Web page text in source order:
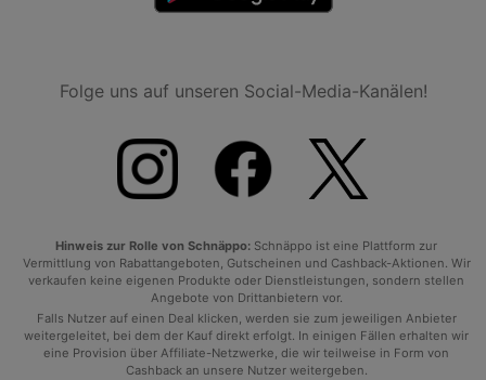
Folge uns auf unseren Social-Media-Kanälen!
Hinweis zur Rolle von Schnäppo: Schnäppo ist eine Plattform zur
Vermittlung von Rabattangeboten, Gutscheinen und Cashback-Aktionen. Wir
verkaufen keine eigenen Produkte oder Dienstleistungen, sondern stellen
Angebote von Drittanbietern vor.
Falls Nutzer auf einen Deal klicken, werden sie zum jeweiligen Anbieter
weitergeleitet, bei dem der Kauf direkt erfolgt. In einigen Fällen erhalten wir
eine Provision über Affiliate-Netzwerke, die wir teilweise in Form von
Cashback an unsere Nutzer weitergeben.